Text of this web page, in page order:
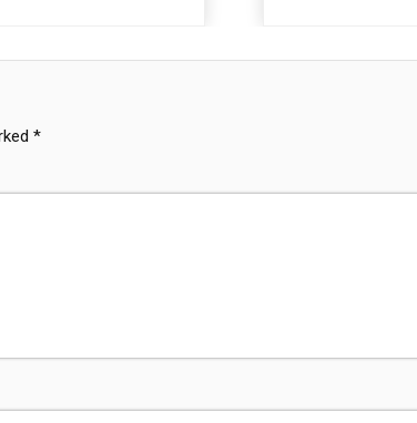
*